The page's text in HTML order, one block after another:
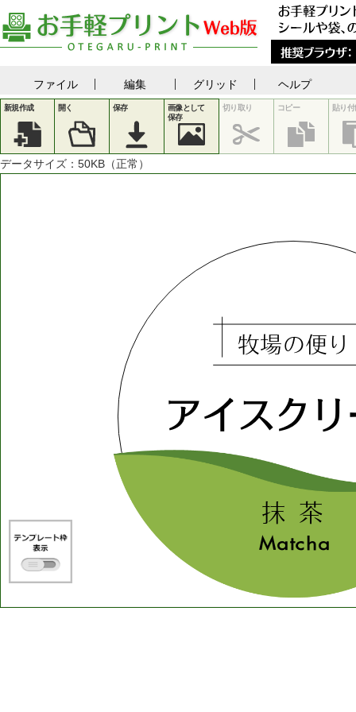
ファイル 編集 グリッド ヘルプ
新規作成 開く 保存
画像として
保存
切り取り コピー 貼り付
データサイズ： 50KB（正常）
アイスクリ
抹 茶
牧場の便り
Matcha